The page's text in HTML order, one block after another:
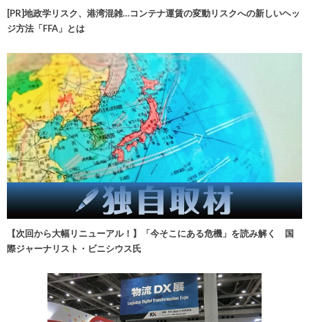
[PR]地政学リスク、港湾混雑…コンテナ運賃の変動リスクへの新しいヘッ
ジ方法「FFA」とは
【次回から大幅リニューアル！】「今そこにある危機」を読み解く 国
際ジャーナリスト・ビニシウス氏